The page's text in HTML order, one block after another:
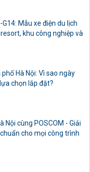
Mẫu xe điện du lịch
khu công nghiệp và
Hà Nội: Vì sao ngày
chọn lắp đặt?
Nội cùng POSCOM - Giải
cho mọi công trình